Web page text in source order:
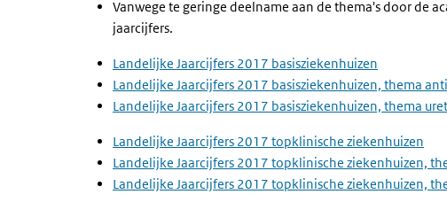
Vanwege te geringe deelname aan de thema's door de
jaarcijfers.
Landelijke Jaarcijfers 2017 basisziekenhuizen
Landelijke Jaarcijfers 2017 basisziekenhuizen, thema
Landelijke Jaarcijfers 2017 basisziekenhuizen, thema
Landelijke Jaarcijfers 2017 topklinische ziekenhuizen
Landelijke Jaarcijfers 2017 topklinische ziekenhuizen,
Landelijke Jaarcijfers 2017 topklinische ziekenhuizen,